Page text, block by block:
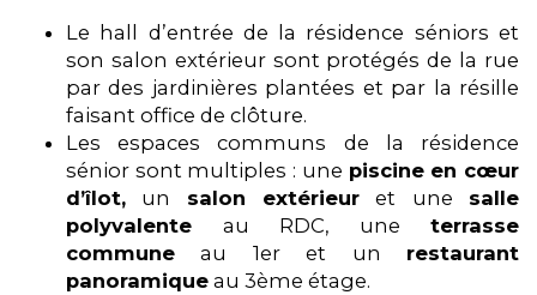
Le hall d’entrée de la résidence séniors et
son salon extérieur sont protégés de la rue
par des jardinières plantées et par la résille
faisant office de clôture.
Les espaces communs de la résidence
sénior sont multiples : une piscine en cœur
d’îlot, un salon extérieur et une salle
polyvalente au RDC, une terrasse
commune au 1er et un restaurant
panoramique au 3ème étage.